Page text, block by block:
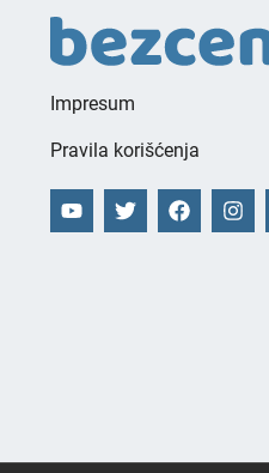
Impresum
Pravila korišćenja